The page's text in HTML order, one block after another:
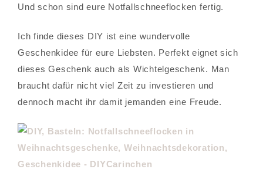
Und schon sind eure Notfallschneeflocken fertig.
Ich finde dieses DIY ist eine wundervolle
Geschenkidee für eure Liebsten. Perfekt eignet sich
dieses Geschenk auch als Wichtelgeschenk. Man
braucht dafür nicht viel Zeit zu investieren und
dennoch macht ihr damit jemanden eine Freude.